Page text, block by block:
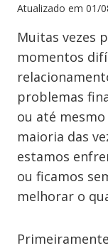
Atualizado em 01/
Muitas vezes
momentos
problemas
ou até
maioria das
estamos
ou ficamos
melhorar o